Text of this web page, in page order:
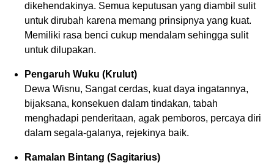
dikehendakinya. Semua keputusan yang diambil sulit
untuk dirubah karena memang prinsipnya yang kuat.
Memiliki rasa benci cukup mendalam sehingga sulit
untuk dilupakan.
Pengaruh Wuku (Krulut)
Dewa Wisnu, Sangat cerdas, kuat daya ingatannya,
bijaksana, konsekuen dalam tindakan, tabah
menghadapi penderitaan, agak pemboros, percaya diri
dalam segala-galanya, rejekinya baik.
Ramalan Bintang (Sagitarius)